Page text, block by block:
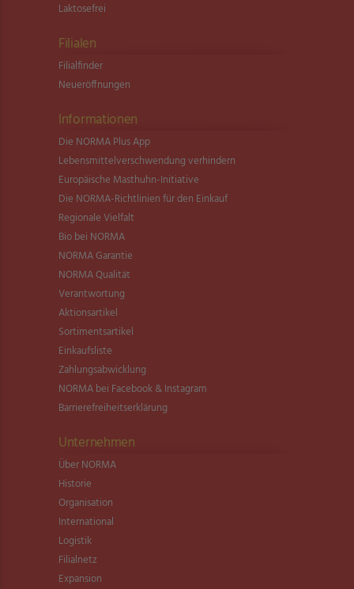
Laktosefrei
Filialen
Filialfinder
Neueröffnungen
Informationen
Die NORMA Plus App
Lebensmittel­verschwendung verhindern
Europäische Masthuhn-Initiative
Die NORMA-Richtlinien für den Einkauf
Regionale Vielfalt
Bio bei NORMA
NORMA Garantie
NORMA Qualität
Verantwortung
Aktionsartikel
Sortimentsartikel
Einkaufsliste
Zahlungsabwicklung
NORMA bei Facebook & Instagram
Barrierefreiheitserklärung
Unternehmen
Über NORMA
Historie
Organisation
International
Logistik
Filialnetz
Expansion